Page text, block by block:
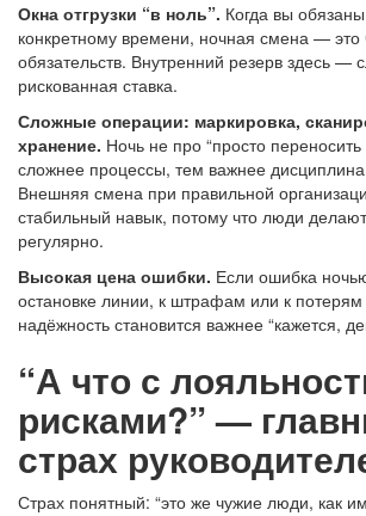
Окна отгрузки “в ноль”. Когда вы обязаны
конкретному времени, ночная смена — это
обязательств. Внутренний резерв здесь —
рискованная ставка.
Сложные операции: маркировка,
хранение. Ночь не про “просто
сложнее процессы, тем важнее
Внешняя смена при правильной
стабильный навык, потому что люди
регулярно.
Высокая цена ошибки. Если ошибка
остановке линии, к штрафам или к
надёжность становится важнее “кажется,
“А что с
рисками?” —
страх
Страх понятный: “это же чужие люди, как